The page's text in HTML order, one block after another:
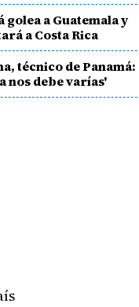
golea a Guatemala y
a Costa Rica
técnico de Panamá:
nos debe varías'